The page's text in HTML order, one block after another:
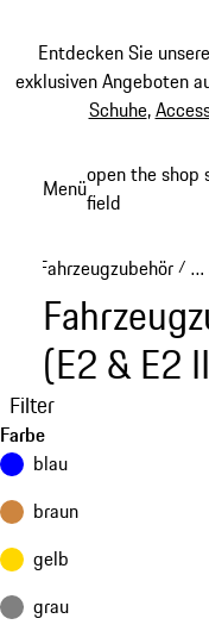
Entdecken Sie
exklusiven Angeboten
Schuhe,
Hauptinhalt
Menüopen the shop
field
Fahrzeugzubehör / …
(E2 & E2
Filter
Farbe
blau
braun
gelb
grau